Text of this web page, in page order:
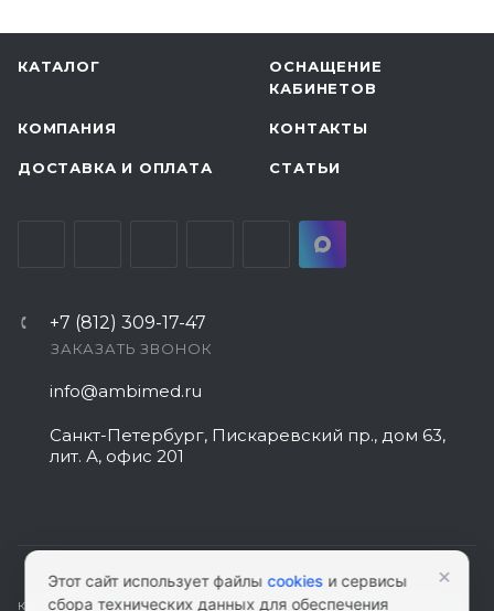
КАТАЛОГ
ОСНАЩЕНИЕ
КАБИНЕТОВ
КОМПАНИЯ КОНТАКТЫ
ДОСТАВКА И ОПЛАТА СТАТЬИ
+7 (812) 309-17-47
ЗАКАЗАТЬ ЗВОНОК
info@ambimed.ru
Санкт-Петербург, Пискаревский пр., дом 63,
лит. А, офис 201
КАРТА САЙТА|ПОЛИТИКА КОНФИДЕНЦИАЛЬНОСТИ|СОГЛАСИЕ НА
Этот сайт использует файлыcookies и сервисы
сбора технических данных для обеспечения
×